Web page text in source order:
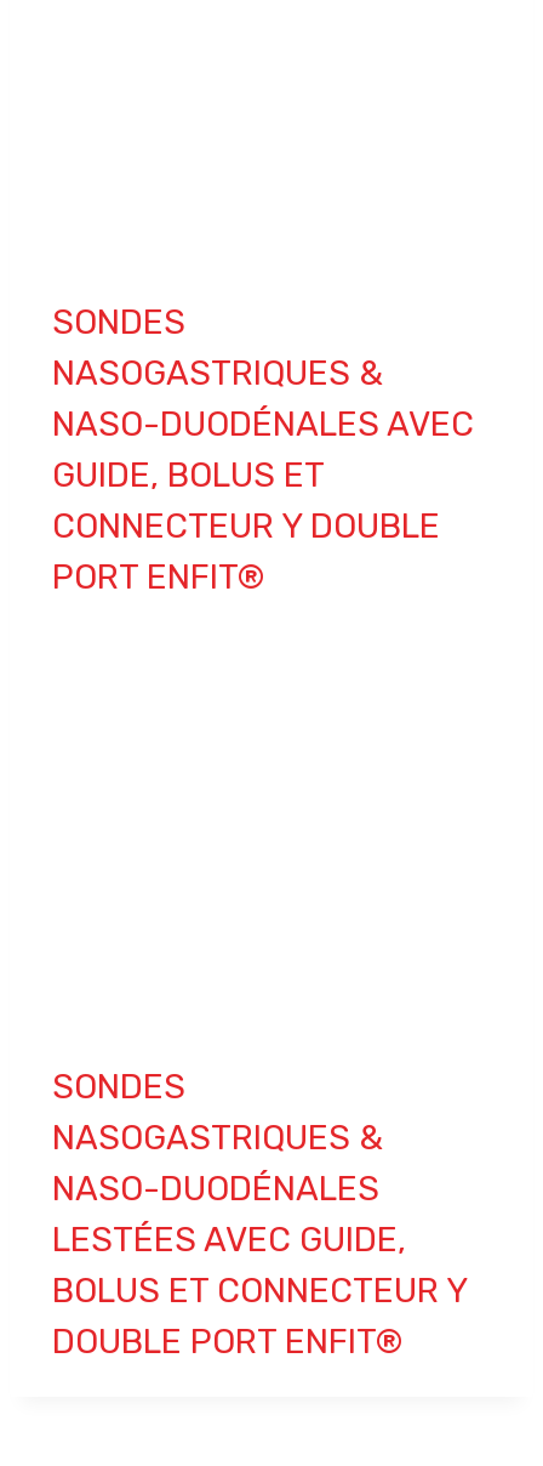
SONDES
NASOGASTRIQUES &
NASO-DUODÉNALES AVEC
GUIDE, BOLUS ET
CONNECTEUR Y DOUBLE
PORT ENFIT®
SONDES
NASOGASTRIQUES &
NASO-DUODÉNALES
LESTÉES AVEC GUIDE,
BOLUS ET CONNECTEUR Y
DOUBLE PORT ENFIT®